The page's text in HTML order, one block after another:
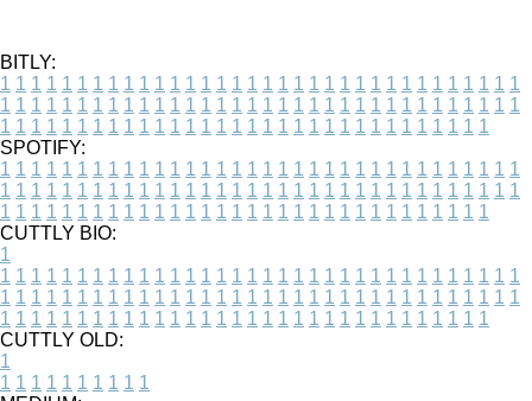
BITLY:
1 1 1 1 1 1 1 1 1 1 1 1 1 1 1 1 1 1 1 1 1 1 1 1 1 1 1 1 1 1 1 1 1 1
1 1 1 1 1 1 1 1 1 1 1 1 1 1 1 1 1 1 1 1 1 1 1 1 1 1 1 1 1 1 1 1 1 1
1 1 1 1 1 1 1 1 1 1 1 1 1 1 1 1 1 1 1 1 1 1 1 1 1 1 1 1 1 1 1 1
SPOTIFY:
1 1 1 1 1 1 1 1 1 1 1 1 1 1 1 1 1 1 1 1 1 1 1 1 1 1 1 1 1 1 1 1 1 1
1 1 1 1 1 1 1 1 1 1 1 1 1 1 1 1 1 1 1 1 1 1 1 1 1 1 1 1 1 1 1 1 1 1
1 1 1 1 1 1 1 1 1 1 1 1 1 1 1 1 1 1 1 1 1 1 1 1 1 1 1 1 1 1 1 1
CUTTLY BIO:
1
1 1 1 1 1 1 1 1 1 1 1 1 1 1 1 1 1 1 1 1 1 1 1 1 1 1 1 1 1 1 1 1 1 1
1 1 1 1 1 1 1 1 1 1 1 1 1 1 1 1 1 1 1 1 1 1 1 1 1 1 1 1 1 1 1 1 1 1
1 1 1 1 1 1 1 1 1 1 1 1 1 1 1 1 1 1 1 1 1 1 1 1 1 1 1 1 1 1 1 1
CUTTLY OLD:
1
1 1 1 1 1 1 1 1 1 1